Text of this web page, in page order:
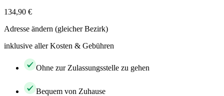
134,90 €
Adresse ändern (gleicher Bezirk)
inklusive aller Kosten & Gebühren
Ohne zur Zulassungsstelle zu gehen
Bequem von Zuhause